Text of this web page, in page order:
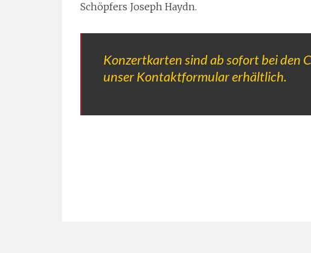
Schöpfers Joseph Haydn.
Konzertkarten sind ab sofort bei den
unser Kontaktformular erhältlich.